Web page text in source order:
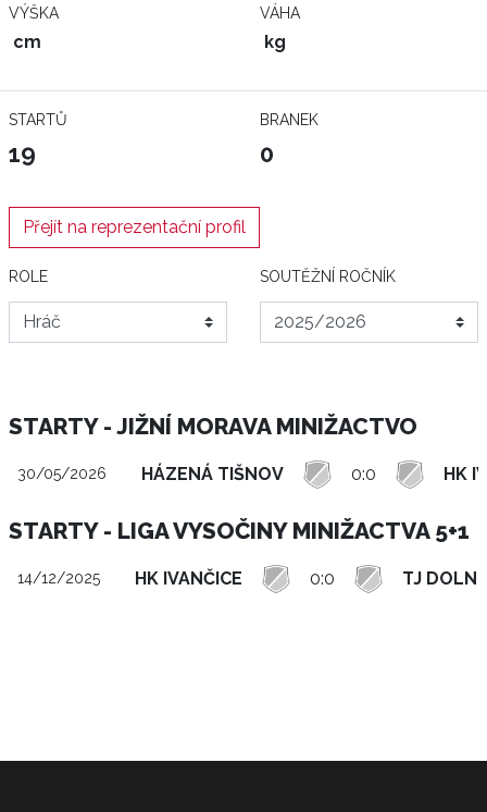
VÝŠKA
cm
VÁHA
kg
STARTŮ
19
BRANEK
0
Přejít na reprezentační profil
ROLE SOUTĚŽNÍ ROČNÍK
STARTY - JIŽNÍ MORAVA MINIŽACTVO
30/05/2026 HÁZENÁ TIŠNOV 0:0 HK
STARTY - LIGA VYSOČINY MINIŽACTVA 5+1
14/12/2025 HK IVANČICE 0:0 TJ DOLNÍ